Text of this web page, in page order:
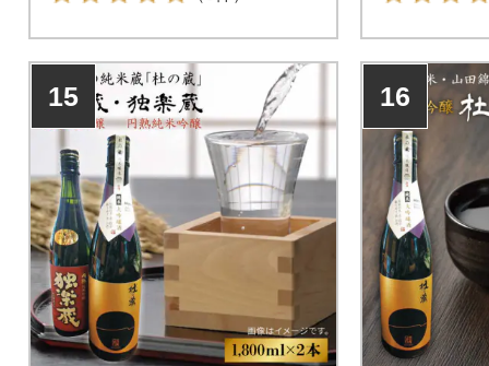
部。そこで収穫された米を元
禄年創業の老舗酒蔵が丁寧に
甘酒にしあげました。
た。糸島は
いわれる「
る全国でも
15 16